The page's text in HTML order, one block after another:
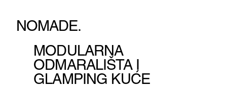
NOMADE.
MODULARNA
ODMARALIŠTA I
GLAMPING KUĆE